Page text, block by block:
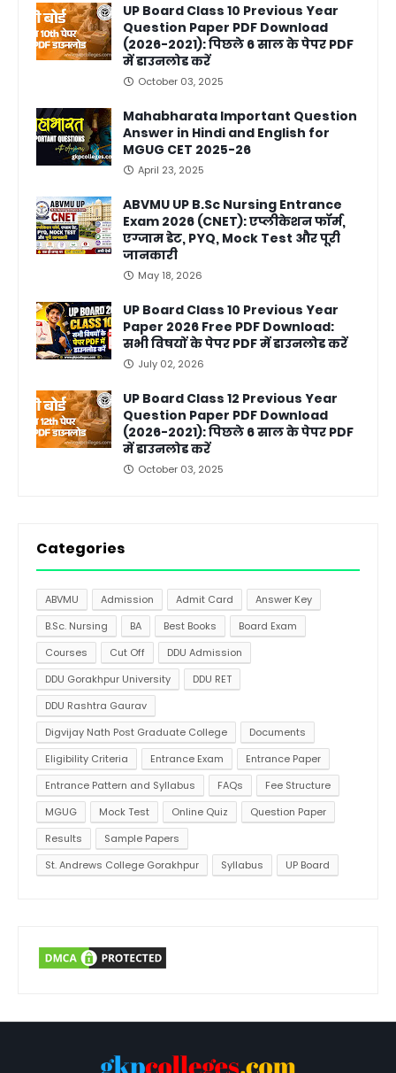
UP Board Class 10 Previous Year
Question Paper PDF Download
(2026-2021): पिछले 6 साल के पेपर PDF
में डाउनलोड करें
October 03, 2025
Mahabharata Important Question
Answer in Hindi and English for
MGUG CET 2025-26
April 23, 2025
ABVMU UP B.Sc Nursing Entrance
Exam 2026 (CNET): एप्लीकेशन फॉर्म,
एग्जाम डेट, PYQ, Mock Test और पूरी
जानकारी
May 18, 2026
UP Board Class 10 Previous Year
Paper 2026 Free PDF Download:
सभी विषयों के पेपर PDF में डाउनलोड करें
July 02, 2026
UP Board Class 12 Previous Year
Question Paper PDF Download
(2026-2021): पिछले 6 साल के पेपर PDF
में डाउनलोड करें
October 03, 2025
Categories
ABVMU Admission Admit Card
Answer Key
B.Sc. Nursing
BA Best Books
Board Exam
Courses
Cut Off
DDU Admission
DDU Gorakhpur University
DDU RET
DDU Rashtra Gaurav
Digvijay Nath Post Graduate College
Documents
Eligibility Criteria
Entrance Exam
Entrance Paper
Entrance Pattern and Syllabus
FAQs
Fee Structure
MGUG
Mock Test Online Quiz
Question Paper
Results
Sample Papers
St. Andrews College Gorakhpur
Syllabus UP Board